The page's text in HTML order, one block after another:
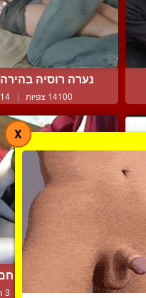
נערה רוסיה
14100 צפיות | 14 המלצות
סקס ביסקסואלי
8724 צפיות | 3 המלצות
X